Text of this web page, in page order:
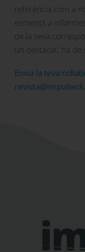
referència com a
esments a
de la seva
un destacat, ha de
Envia la teva